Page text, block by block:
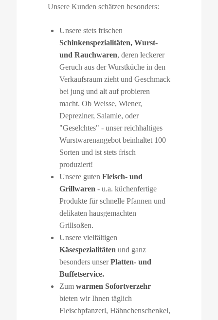
Unsere Kunden schätzen besonders:
Unsere stets frischen
Schinkenspezialitäten, Wurst-
und Rauchwaren, deren leckerer
Geruch aus der Wurstküche in den
Verkaufsraum zieht und Geschmack
bei jung und alt auf probieren
macht. Ob Weisse, Wiener,
Depreziner, Salamie, oder
"Geselchtes" - unser reichhaltiges
Wurstwarenangebot beinhaltet 100
Sorten und ist stets frisch
produziert!
Unsere guten Fleisch- und
Grillwaren - u.a. küchenfertige
Produkte für schnelle Pfannen und
delikaten hausgemachten
Grillsoßen.
Unsere vielfältigen
Käsespezialitäten und ganz
besonders unserPlatten- und
Buffetservice.
Zum warmen Sofortverzehr
bieten wir Ihnen täglich
Fleischpfanzerl, Hähnchenschenkel,